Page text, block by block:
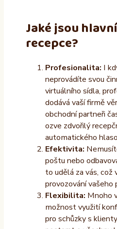
Jaké jsou
recepce?
Profesionalita: I
neprovádíte svou
virtuálního sídla,
dodává vaší firmě
obchodní partneři
ozve zdvořilý
automatického
Efektivita:
poštu nebo
to udělá za vás, což
provozování vašeho
Flexibilita: Mnoho
možnost využití
pro schůzky s